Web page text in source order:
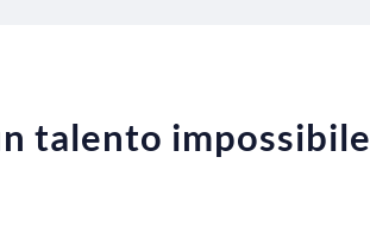
talento impossibile